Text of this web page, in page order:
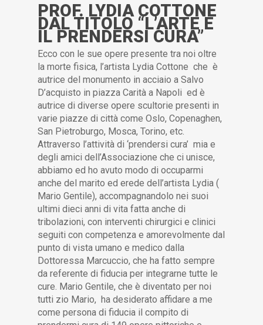
PROF. LYDIA COTTONE
DAL TITOLO “L’ARTE E
IL PRENDERSI CURA”
Ecco con le sue opere presente tra noi oltre
la morte fisica, l’artista Lydia Cottone che è
autrice del monumento in acciaio a Salvo
D’acquisto in piazza Carità a Napoli ed è
autrice di diverse opere scultorie presenti in
varie piazze di città come Oslo, Copenaghen,
San Pietroburgo, Mosca, Torino, etc.
Attraverso l’attività di ‘prendersi cura’ mia e
degli amici dell’Associazione che ci unisce,
abbiamo ed ho avuto modo di occuparmi
anche del marito ed erede dell’artista Lydia (
Mario Gentile), accompagnandolo nei suoi
ultimi dieci anni di vita fatta anche di
tribolazioni, con interventi chirurgici e clinici
seguiti con competenza e amorevolmente dal
punto di vista umano e medico dalla
Dottoressa Marcuccio, che ha fatto sempre
da referente di fiducia per integrarne tutte le
cure. Mario Gentile, che è diventato per noi
tutti zio Mario, ha desiderato affidare a me
come persona di fiducia il compito di